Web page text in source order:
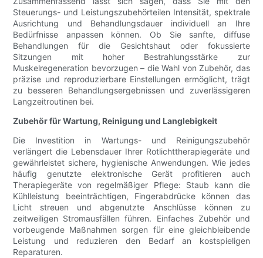
Steuerungs- und Leistungszubehörteilen Intensität, spektrale
Ausrichtung und Behandlungsdauer individuell an Ihre
Bedürfnisse anpassen können. Ob Sie sanfte, diffuse
Behandlungen für die Gesichtshaut oder fokussierte
Sitzungen mit hoher Bestrahlungsstärke zur
Muskelregeneration bevorzugen – die Wahl von Zubehör, das
präzise und reproduzierbare Einstellungen ermöglicht, trägt
zu besseren Behandlungsergebnissen und zuverlässigeren
Langzeitroutinen bei.
Zubehör für Wartung, Reinigung und Langlebigkeit
Die Investition in Wartungs- und Reinigungszubehör
verlängert die Lebensdauer Ihrer Rotlichttherapiegeräte und
gewährleistet sichere, hygienische Anwendungen. Wie jedes
häufig genutzte elektronische Gerät profitieren auch
Therapiegeräte von regelmäßiger Pflege: Staub kann die
Kühlleistung beeinträchtigen, Fingerabdrücke können das
Licht streuen und abgenutzte Anschlüsse können zu
zeitweiligen Stromausfällen führen. Einfaches Zubehör und
vorbeugende Maßnahmen sorgen für eine gleichbleibende
Leistung und reduzieren den Bedarf an kostspieligen
Reparaturen.